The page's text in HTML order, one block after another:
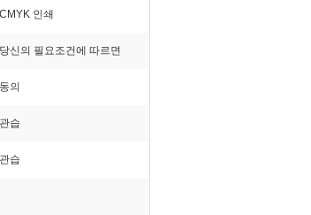
CMYK 인쇄
당신의 필요조건에 따르면
동의
관습
관습